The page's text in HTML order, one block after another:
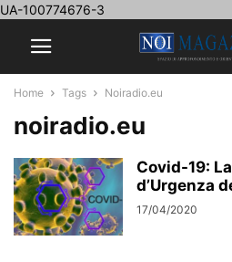
UA-100774676-3
Home Tags Noiradio.eu
noiradio.eu
Covid-19:
d’Urgenza
17/04/2020